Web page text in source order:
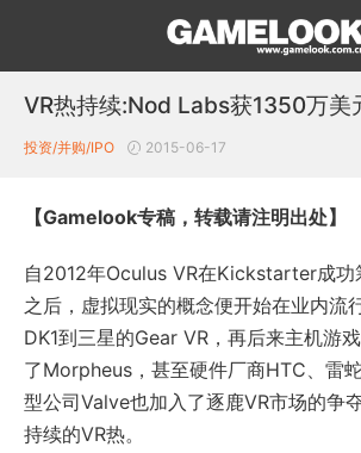
VR热持续:Nod Labs获1350万美
投资/并购/IPO 2015-06-17
【Gamelook专稿，转载请注明出处】
自2012年Oculus VR在Kickstarter成
之后，虚拟现实的概念便开始在业内流
DK1到三星的Gear VR，再后来主机游
了Morpheus，甚至硬件厂商HTC、雷
型公司Valve也加入了逐鹿VR市场的争
持续的VR热。